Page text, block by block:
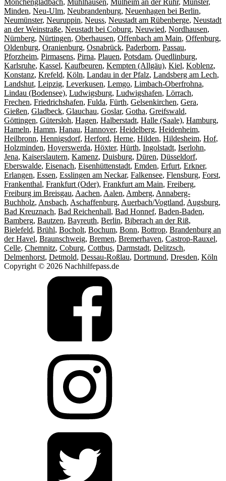
Mönchengladbach, Mühlhausen, Mülheim an der Ruhr, Münster,
Minden, Neu-Ulm, Neubrandenburg, Neuenhagen bei Berlin,
Neumünster, Neuruppin, Neuss, Neustadt am Rübenberge, Neustadt
an der Weinstraße, Neustadt bei Coburg, Neuwied, Nordhausen,
Nürnberg, Nürtingen, Oberhausen, Offenbach am Main, Offenburg,
Oldenburg, Oranienburg, Osnabrück, Paderborn, Passau,
Pforzheim, Pirmasens, Pirna, Plauen, Potsdam, Quedlinburg,
Karlsruhe, Kassel, Kaufbeuren, Kempten (Allgäu), Kiel, Koblenz,
Konstanz, Krefeld, Köln, Landau in der Pfalz, Landsberg am Lech,
Landshut, Leipzig, Leverkusen, Lemgo, Limbach-Oberfrohna,
Lindau (Bodensee), Ludwigsburg, Ludwigshafen, Lörrach,
Frechen, Friedrichshafen, Fulda, Fürth, Gelsenkirchen, Gera,
Gießen, Gladbeck, Glauchau, Goslar, Gotha, Greifswald,
Göttingen, Gütersloh, Hagen, Halberstadt, Halle (Saale), Hamburg,
Hameln, Hamm, Hanau, Hannover, Heidelberg, Heidenheim,
Heilbronn, Hennigsdorf, Herford, Herne, Hilden, Hildesheim, Hof,
Holzminden, Hoyerswerda, Höxter, Hürth, Ingolstadt, Iserlohn,
Jena, Kaiserslautern, Kamenz, Duisburg, Düren, Düsseldorf,
Eberswalde, Eisenach, Eisenhüttenstadt, Emden, Erfurt, Erkner,
Erlangen, Essen, Esslingen am Neckar, Falkensee, Flensburg, Forst,
Frankenthal, Frankfurt (Oder), Frankfurt am Main, Freiberg,
Freiburg im Breisgau, Aachen, Aalen, Amberg, Annaberg-
Buchholz, Ansbach, Aschaffenburg, Auerbach/Vogtland, Augsburg,
Bad Kreuznach, Bad Reichenhall, Bad Honnef, Baden-Baden,
Bamberg, Bautzen, Bayreuth, Berlin, Biberach an der Riß,
Bielefeld, Brühl, Bocholt, Bochum, Bonn, Bottrop, Brandenburg an
der Havel, Braunschweig, Bremen, Bremerhaven, Castrop-Rauxel,
Celle, Chemnitz, Coburg, Cottbus, Darmstadt, Delitzsch,
Delmenhorst, Detmold, Dessau-Roßlau, Dortmund, Dresden, Köln
Copyright © 2026 Nachhilfepass.de